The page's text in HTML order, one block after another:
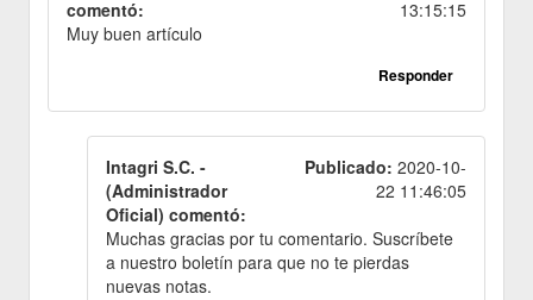
comentó:
13:15:15
Muy buen artículo
Responder
Intagri S.C. -
(Administrador
Oficial) comentó:
Publicado: 2020-10-
22 11:46:05
Muchas gracias por tu comentario. Suscríbete
a nuestro boletín para que no te pierdas
nuevas notas.